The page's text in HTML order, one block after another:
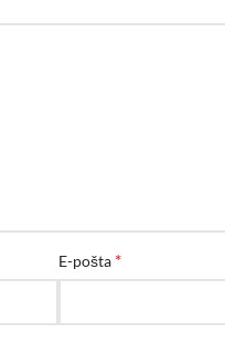
E-pošta *